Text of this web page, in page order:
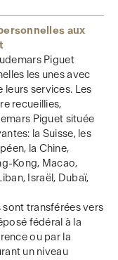
aux
Piguet
les unes avec
leurs services. Les
recueillies,
Piguet située
la Suisse, les
la Chine,
Kong, Macao,
Israël, Dubaï,
sont transférées vers
fédéral à la
ou par la
un niveau